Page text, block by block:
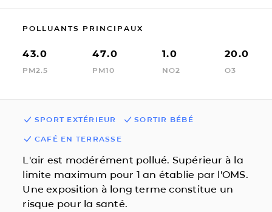
POLLUANTS PRINCIPAUX
43.0
PM2.5
47.0
PM10
1.0
NO2
20.0
O3
SPORT EXTÉRIEUR SORTIR BÉBÉ
CAFÉ EN TERRASSE
L'air est modérément pollué. Supérieur à la
limite maximum pour 1 an établie par l'OMS.
Une exposition à long terme constitue un
risque pour la santé.